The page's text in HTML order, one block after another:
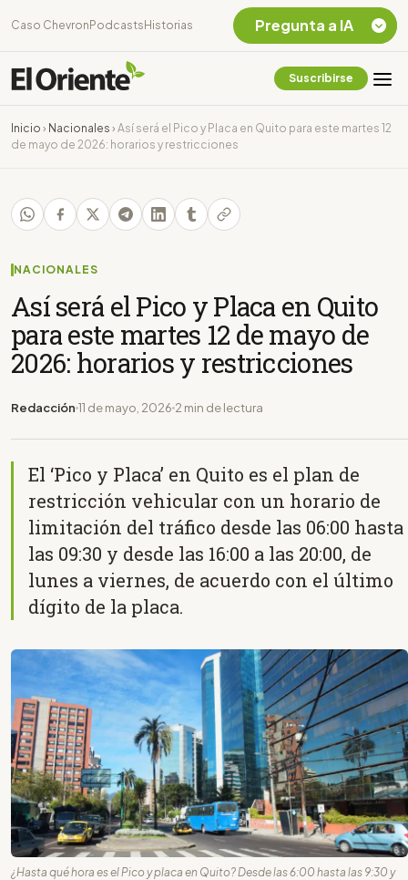
Caso Chevron Podcasts Historias
Suscribirse
Inicio › Nacionales › Así será el Pico y Placa en Quito para este martes 12
de mayo de 2026: horarios y restricciones
NACIONALES
Así será el Pico y Placa en Quito
para este martes 12 de mayo de
2026: horarios y restricciones
Redacción 11 de mayo, 2026 2 min de lectura
El ‘Pico y Placa’ en Quito es el plan de
restricción vehicular con un horario de
limitación del tráfico desde las 06:00 hasta
las 09:30 y desde las 16:00 a las 20:00, de
lunes a viernes, de acuerdo con el último
dígito de la placa.
¿Hasta qué hora es el Pico y placa en Quito? Desde las 6:00 hasta las 9:30 y
Pregunta a IA
Chevron Ecuador